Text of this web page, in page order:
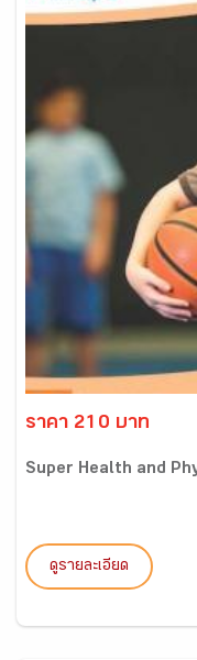
ราคา 210 บาท
Super Health and
ดูรายละเอียด